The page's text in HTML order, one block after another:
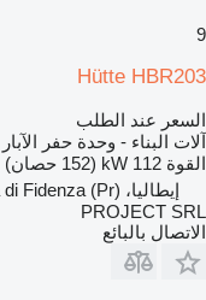
9
Hütte HBR203
السعر عند الطلب
آلات البناء - وحدة حفر الآبار
القوة 112 kW (152 حصان)
إيطاليا، Parola di Fidenza (Pr)
PROJECT SRL
الاتصال بالبائع